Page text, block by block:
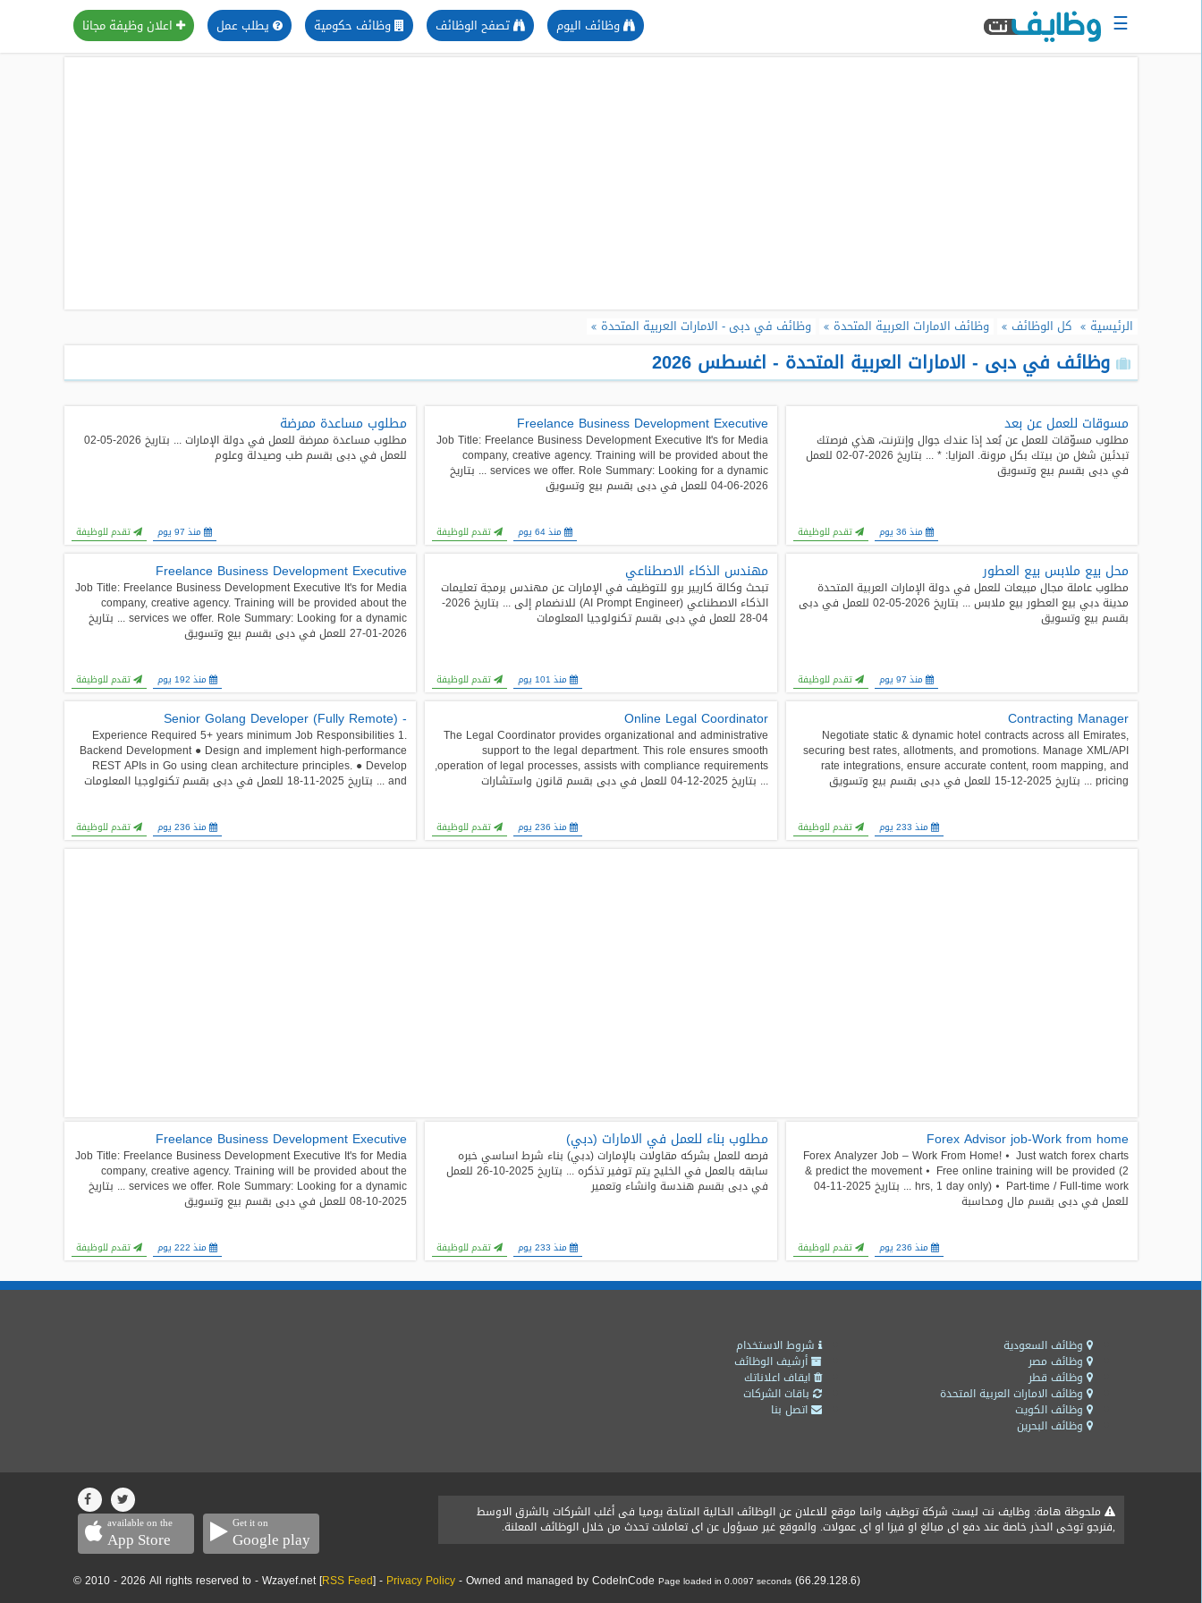
وظائف
السعودية
حكومية
☰ اعلان وظيفة مجانا يطلب عمل وظائف حكومية تصفح الوظائف وظائف اليوم
الرئيسية كل الوظائف وظائف الامارات العربية المتحدة وظائف في دبى - الامارات العربية المتحدة
وظائف في دبى - الامارات العربية المتحدة - اغسطس 2026
مسوقات للعمل عن بعد
مطلوب مسوّقات للعمل عن بُعد إذا عندك جوال وإنترنت، هذي فرصتك
تبدئين شغل من بيتك بكل مرونة. المزايا: * ... بتاريخ 2026-07-02 للعمل
في دبى بقسم بيع وتسويق
منذ 36 يوم تقدم للوظيفة
Freelance Business Development Executive
Job Title: Freelance Business Development Executive It's for Media
company, creative agency. Training will be provided about the
services we offer. Role Summary: Looking for a dynamic ... بتاريخ
2026-06-04 للعمل في دبى بقسم بيع وتسويق
منذ 64 يوم تقدم للوظيفة
مطلوب مساعدة ممرضة
مطلوب مساعدة ممرضة للعمل في دولة الإمارات ... بتاريخ 2026-05-02
للعمل في دبى بقسم طب وصيدلة وعلوم
منذ 97 يوم تقدم للوظيفة
محل بيع ملابس بيع العطور
مطلوب عاملة مجال مبيعات للعمل في دولة الإمارات العربية المتحدة
مدينة دبي بيع العطور بيع ملابس ... بتاريخ 2026-05-02 للعمل في دبى
بقسم بيع وتسويق
منذ 97 يوم تقدم للوظيفة
مهندس الذكاء الاصطناعي
تبحث وكالة كاريير برو للتوظيف في الإمارات عن مهندس برمجة تعليمات
الذكاء الاصطناعي (AI Prompt Engineer) للانضمام إلى ... بتاريخ 2026-
04-28 للعمل في دبى بقسم تكنولوجيا المعلومات
منذ 101 يوم تقدم للوظيفة
Freelance Business Development Executive
Job Title: Freelance Business Development Executive It's for Media
company, creative agency. Training will be provided about the
services we offer. Role Summary: Looking for a dynamic ... بتاريخ
2026-01-27 للعمل في دبى بقسم بيع وتسويق
منذ 192 يوم تقدم للوظيفة
Contracting Manager
Negotiate static & dynamic hotel contracts across all Emirates,
securing best rates, allotments, and promotions. Manage XML/API
rate integrations, ensure accurate content, room mapping, and
pricing ... بتاريخ 2025-12-15 للعمل في دبى بقسم بيع وتسويق
منذ 233 يوم تقدم للوظيفة
Online Legal Coordinator
The Legal Coordinator provides organizational and administrative
support to the legal department. This role ensures smooth
operation of legal processes, assists with compliance requirements,
... بتاريخ 2025-12-04 للعمل في دبى بقسم قانون واستشارات
منذ 236 يوم تقدم للوظيفة
- Senior Golang Developer (Fully Remote)
Experience Required 5+ years minimum Job Responsibilities 1.
Backend Development ● Design and implement high-performance
REST APIs in Go using clean architecture principles. ● Develop
and ... بتاريخ 2025-11-18 للعمل في دبى بقسم تكنولوجيا المعلومات
منذ 236 يوم تقدم للوظيفة
Forex Advisor job-Work from home
Forex Analyzer Job – Work From Home! ⦁ Just watch forex charts
& predict the movement ⦁ Free online training will be provided (2
hrs, 1 day only) ⦁ Part-time / Full-time work ... بتاريخ 2025-11-04
للعمل في دبى بقسم مال ومحاسبة
منذ 236 يوم تقدم للوظيفة
مطلوب بناء للعمل في الامارات (دبي)
فرصه للعمل بشركه مقاولات بالإمارات (دبي) بناء شرط اساسي خبره
سابقه بالعمل في الخليج يتم توفير تذكره ... بتاريخ 2025-10-26 للعمل
في دبى بقسم هندسة وانشاء وتعمير
منذ 233 يوم تقدم للوظيفة
Freelance Business Development Executive
Job Title: Freelance Business Development Executive It's for Media
company, creative agency. Training will be provided about the
services we offer. Role Summary: Looking for a dynamic ... بتاريخ
2025-10-08 للعمل في دبى بقسم بيع وتسويق
منذ 222 يوم تقدم للوظيفة
وظائف السعودية
وظائف مصر
وظائف قطر
وظائف الامارات العربية المتحدة
وظائف الكويت
وظائف البحرين
شروط الاستخدام
أرشيف الوظائف
ايقاف اعلاناتك
باقات الشركات
اتصل بنا
ملحوظة هامة: وظايف نت ليست شركة توظيف وانما موقع للاعلان عن الوظائف الخالية المتاحة يوميا فى أغلب الشركات بالشرق الاوسط
,فنرجو توخى الحذر خاصة عند دفع اى مبالغ او فيزا او اى عمولات. والموقع غير مسؤول عن اى تعاملات تحدث من خلال الوظائف المعلنة. available on the
App Store
Get it on
Google play
© 2010 - 2026 All rights reserved to - Wzayef.net [RSS Feed] - Privacy Policy- Owned and managed by CodeInCodePage loaded in 0.0097 seconds (66.29.128.6)